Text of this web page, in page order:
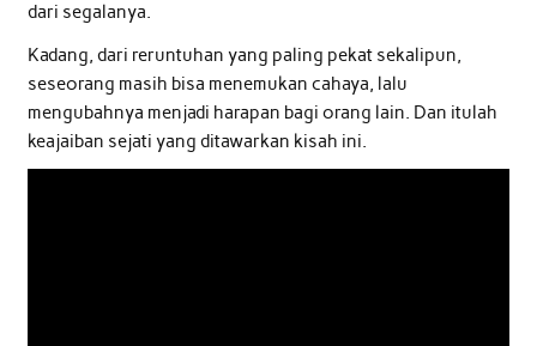
dari segalanya.
Kadang, dari reruntuhan yang paling pekat sekalipun,
seseorang masih bisa menemukan cahaya, lalu
mengubahnya menjadi harapan bagi orang lain. Dan itulah
keajaiban sejati yang ditawarkan kisah ini.